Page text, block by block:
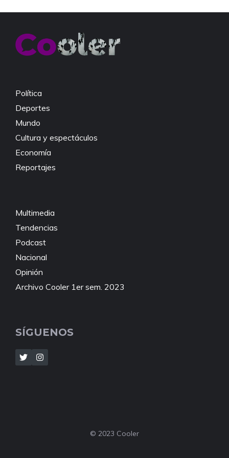
e
o
er s
p
y
n
Política
Deportes
Mundo
Cultura y espectáculos
Economía
Reportajes
Multimedia
Tendencias
Podcast
Nacional
Opinión
Archivo Cooler 1er sem. 2023
SÍGUENOS
© 2023 Cooler